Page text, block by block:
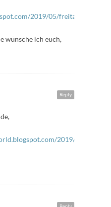
2019/05/freitags-
wünsche ich euch,
Reply
2019/05/freitags-